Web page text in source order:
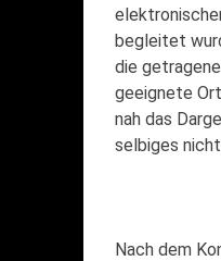
begleitet
die
geeignete
nah das
selbiges
Nach dem